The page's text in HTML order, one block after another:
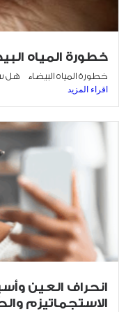
خطورة المياه
خطورة المياه البيضاء
اقراء المزيد
انحراف العين
الاستجماتيزم